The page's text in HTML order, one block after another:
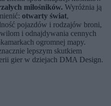
miłośników. Wyróżnia ją
otwarty świat,
pojazdów i rodzajów broni,
i odnajdywania cennych
ogromnej mapy.
lepszym skutkiem
gier w dziejach DMA Design.